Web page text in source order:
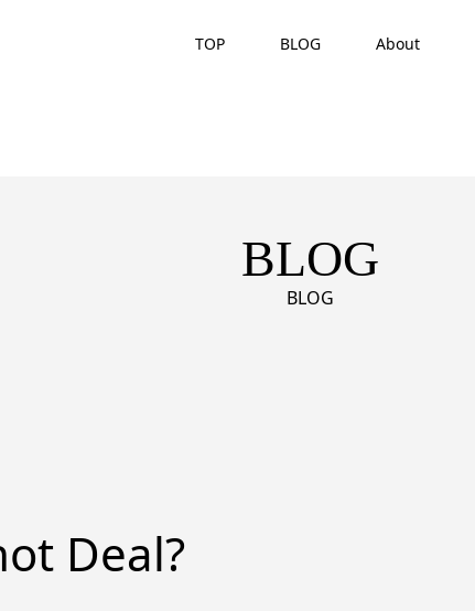
TOP BLOG About
BLOG
BLOG
Deal?